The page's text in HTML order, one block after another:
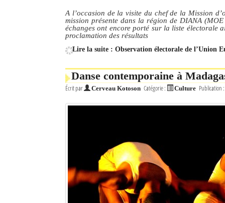
A l’occasion de la visite du chef de la Mission
mission présente dans la région de DIANA
échanges ont encore porté sur la liste
proclamation des résultats
Lire la suite : Observation électorale de l’Union
Danse contemporaine à
Écrit par Cerveau Kotoson Catégorie : Culture Publication :